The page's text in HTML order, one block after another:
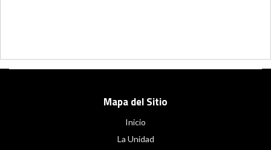
Mapa del Sitio
Inicio
La Unidad